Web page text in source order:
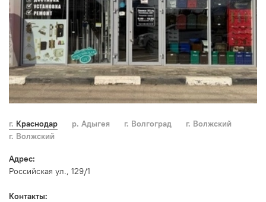
г. Краснодар р. Адыгея г. Волгоград
г. Волжский
г. Волжский
Адрес:
Российская ул., 129/1
Контакты: